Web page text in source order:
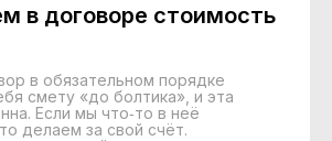
в договоре стоимость
в обязательном порядке
смету «до болтика», и эта
Если мы что‑то в неё
делаем за свой счёт.